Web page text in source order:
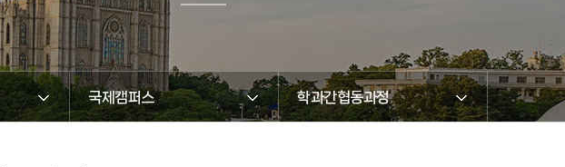
국제캠퍼스 학과간협동과정